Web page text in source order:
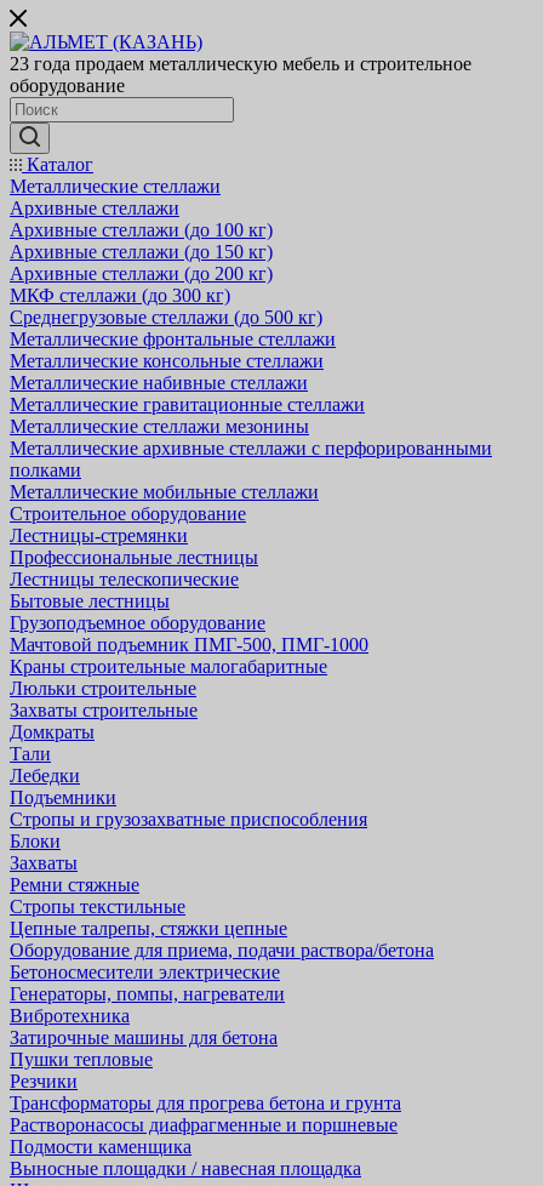
23 года продаем металлическую мебель и строительное
оборудование
Каталог
Металлические стеллажи
Архивные стеллажи
Архивные стеллажи (до 100 кг)
Архивные стеллажи (до 150 кг)
Архивные стеллажи (до 200 кг)
МКФ стеллажи (до 300 кг)
Среднегрузовые стеллажи (до 500 кг)
Металлические фронтальные стеллажи
Металлические консольные стеллажи
Металлические набивные стеллажи
Металлические гравитационные стеллажи
Металлические стеллажи мезонины
Металлические архивные стеллажи с перфорированными
полками
Металлические мобильные стеллажи
Строительное оборудование
Лестницы-стремянки
Профессиональные лестницы
Лестницы телескопические
Бытовые лестницы
Грузоподъемное оборудование
Мачтовой подъемник ПМГ-500, ПМГ-1000
Краны строительные малогабаритные
Люльки строительные
Захваты строительные
Домкраты
Тали
Лебедки
Подъемники
Стропы и грузозахватные приспособления
Блоки
Захваты
Ремни стяжные
Стропы текстильные
Цепные талрепы, стяжки цепные
Оборудование для приема, подачи раствора/бетона
Бетоносмесители электрические
Генераторы, помпы, нагреватели
Вибротехника
Затирочные машины для бетона
Пушки тепловые
Резчики
Трансформаторы для прогрева бетона и грунта
Растворонасосы диафрагменные и поршневые
Подмости каменщика
Выносные площадки / навесная площадка